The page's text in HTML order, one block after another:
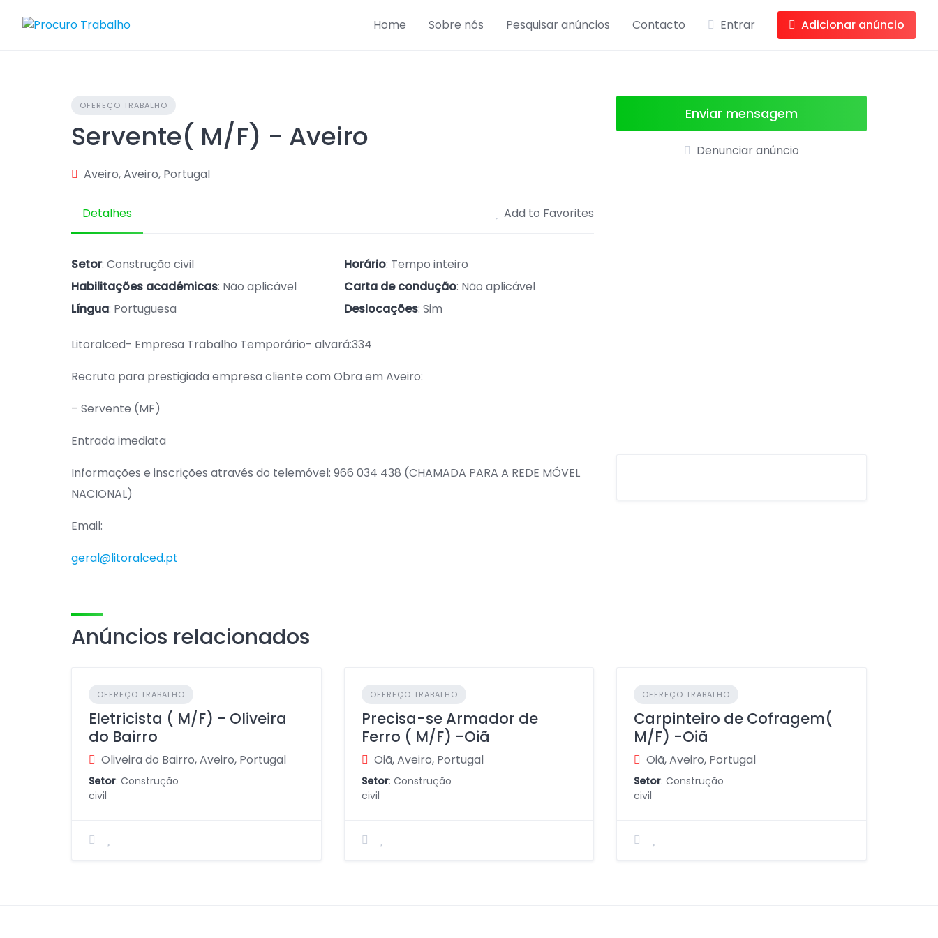
Home Sobre nós Pesquisar anúncios Contacto Entrar Adicionar anúncio
OFEREÇO TRABALHO
Servente( M/F) - Aveiro
Aveiro, Aveiro, Portugal
Detalhes Add to Favorites
Setor: Construção civil Horário: Tempo inteiro
Habilitações académicas: Não aplicável Carta de condução: Não aplicável
Língua: Portuguesa Deslocações: Sim
Litoralced- Empresa Trabalho Temporário- alvará:334
Recruta para prestigiada empresa cliente com Obra em Aveiro:
– Servente (MF)
Entrada imediata
Informações e inscrições através do telemóvel: 966 034 438 (CHAMADA PARA A REDE MÓVEL
NACIONAL)
Email:
geral@litoralced.pt
Enviar mensagem
Denunciar anúncio
Anúncios relacionados
OFEREÇO TRABALHO
Eletricista ( M/F) - Oliveira
do Bairro
Oliveira do Bairro, Aveiro, Portugal
Setor: Construção
civil
OFEREÇO TRABALHO
Precisa-se Armador de
Ferro ( M/F) -Oiã
Oiã, Aveiro, Portugal
Setor: Construção
civil
OFEREÇO TRABALHO
Carpinteiro de Cofragem(
M/F) -Oiã
Oiã, Aveiro, Portugal
Setor: Construção
civil